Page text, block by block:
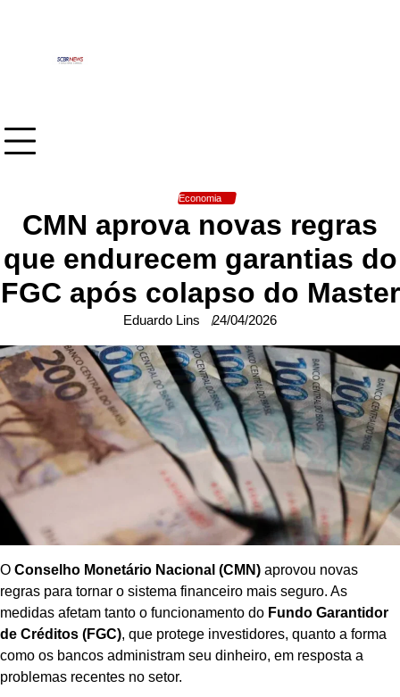
Economia
CMN aprova novas regras
que endurecem garantias do
FGC após colapso do Master
Eduardo Lins 24/04/2026
O Conselho Monetário Nacional (CMN) aprovou novas
regras para tornar o sistema financeiro mais seguro. As
medidas afetam tanto o funcionamento do Fundo Garantidor
de Créditos (FGC), que protege investidores, quanto a forma
como os bancos administram seu dinheiro, em resposta a
problemas recentes no setor.